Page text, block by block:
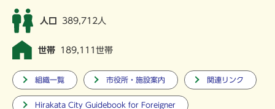
人口 389,712人
世帯 189,111世帯
組織一覧 市役所・施設案内 関連リンク
Hirakata City Guidebook for Foreigner